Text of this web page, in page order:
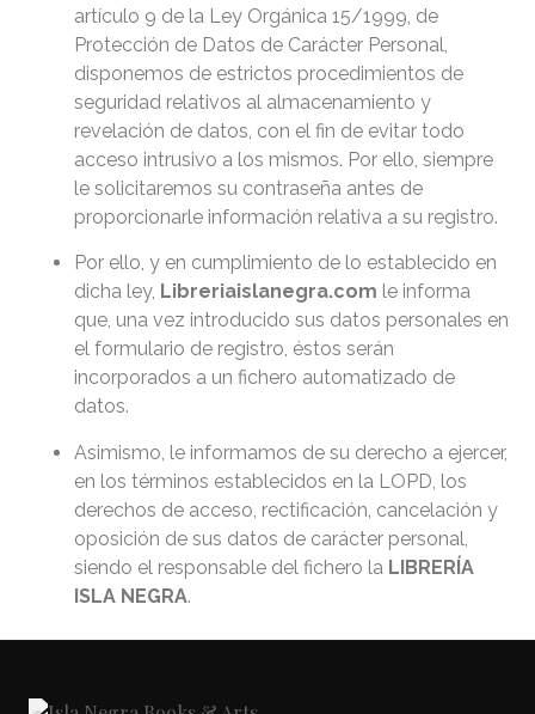
artículo 9 de la Ley Orgánica 15/1999, de
Protección de Datos de Carácter Personal,
disponemos de estrictos procedimientos de
seguridad relativos al almacenamiento y
revelación de datos, con el fin de evitar todo
acceso intrusivo a los mismos. Por ello, siempre
le solicitaremos su contraseña antes de
proporcionarle información relativa a su registro.
Por ello, y en cumplimiento de lo establecido en
dicha ley, Libreriaislanegra.com le informa
que, una vez introducido sus datos personales en
el formulario de registro, éstos serán
incorporados a un fichero automatizado de
datos.
Asimismo, le informamos de su derecho a ejercer,
en los términos establecidos en la LOPD, los
derechos de acceso, rectificación, cancelación y
oposición de sus datos de carácter personal,
siendo el responsable del fichero la LIBRERÍA
ISLA NEGRA.